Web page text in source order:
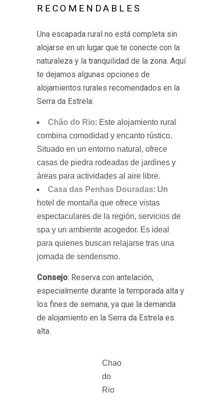
RECOMENDABLES
Una escapada rural no está completa sin
alojarse en un lugar que te conecte con la
naturaleza y la tranquilidad de la zona. Aquí
te dejamos algunas opciones de
alojamientos rurales recomendados en la
Serra da Estrela:
Chão do Rio: Este alojamiento rural
combina comodidad y encanto rústico.
Situado en un entorno natural, ofrece
casas de piedra rodeadas de jardines y
áreas para actividades al aire libre.
Casa das Penhas Douradas: Un
hotel de montaña que ofrece vistas
espectaculares de la región, servicios de
spa y un ambiente acogedor. Es ideal
para quienes buscan relajarse tras una
jornada de senderismo.
Consejo: Reserva con antelación,
especialmente durante la temporada alta y
los fines de semana, ya que la demanda
de alojamiento en la Serra da Estrela es
alta.
Chao
do
Rio